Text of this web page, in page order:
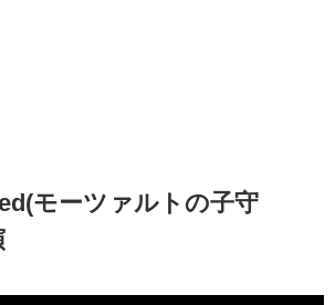
モーツァルトの子守